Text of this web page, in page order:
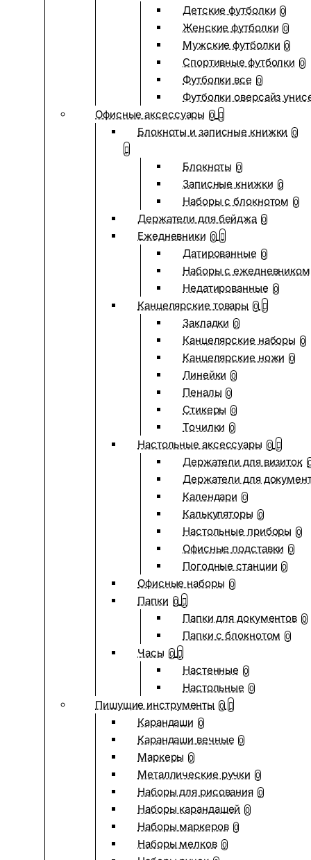
Детские футболки 0
Женские футболки 0
Мужские футболки 0
Спортивные футболки 0
Футболки все 0
Футболки оверсайз
Офисные аксессуары 0
Блокноты и записные книжки 0
Блокноты 0
Записные книжки 0
Наборы с блокнотом 0
Держатели для бейджа 0
Ежедневники 0
Датированные 0
Наборы с ежедневником
Недатированные 0
Канцелярские товары 0
Закладки 0
Канцелярские наборы 0
Канцелярские ножи 0
Линейки 0
Пеналы 0
Стикеры 0
Точилки 0
Настольные аксессуары 0
Держатели для визиток
Держатели для
Календари 0
Калькуляторы 0
Настольные приборы 0
Офисные подставки 0
Погодные станции 0
Офисные наборы 0
Папки 0
Папки для документов 0
Папки с блокнотом 0
Часы 0
Настенные 0
Настольные 0
Пишущие инструменты 0
Карандаши 0
Карандаши вечные 0
Маркеры 0
Металлические ручки 0
Наборы для рисования 0
Наборы карандашей 0
Наборы маркеров 0
Наборы мелков 0